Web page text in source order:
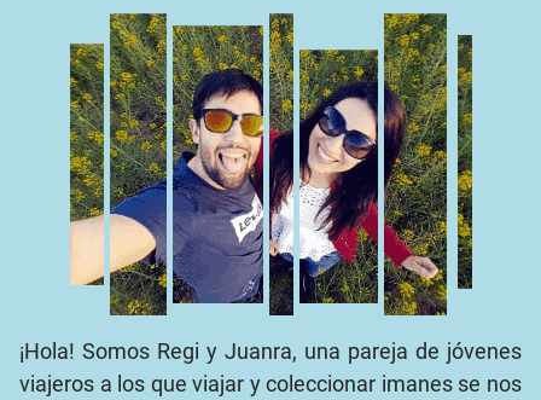
¡Hola! Somos Regi y Juanra, una pareja de jóvenes
viajeros a los que viajar y coleccionar imanes se nos